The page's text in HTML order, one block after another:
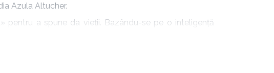
Azula Altucher.
pentru a spune da vieţii. Bazându-se pe o inteligenţă
de curajos să le urmezi exemplul!” (Cheryl